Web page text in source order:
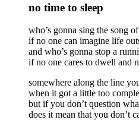
no time to sleep
who’s gonna sing the song
if no one can imagine life
and who’s gonna stop a
if no one cares to dwell and
somewhere along the line
when it got a little too
but if you don’t question
does it mean that you don’t